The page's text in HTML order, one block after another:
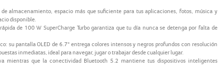
almacenamiento, espacio más que suficiente para tus aplicaciones, fotos, música y
disponible.
de 100 W SuperCharge Turbo garantiza que tu día nunca se detenga por falta de
su pantalla OLED de 6.7" entrega colores intensos y negros profundos con resolución
inmediatas, ideal para navegar, jugar o trabajar desde cualquier lugar.
mientras que la conectividad Bluetooth 5.2 mantiene tus dispositivos inteligentes